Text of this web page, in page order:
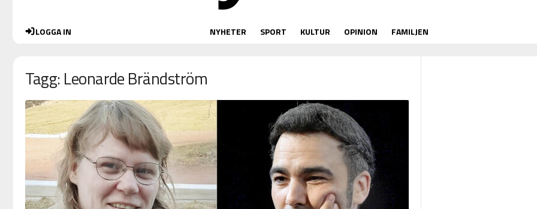
LOGGA IN NYHETER SPORT KULTUR OPINION FAMILJEN
Tagg: Leonarde Brändström